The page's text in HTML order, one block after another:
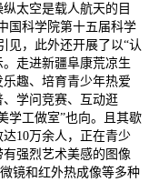
太空是载人航天的目
国科学院第十五届科学
见，此外还开展了以“认
。走进新疆阜康荒凉生
趣、培育青少年热爱
学问竞赛、互动逛
学工做室”也向。且其歇
10万余人，正在青少
强烈艺术美感的图像
镜和红外热成像等多种